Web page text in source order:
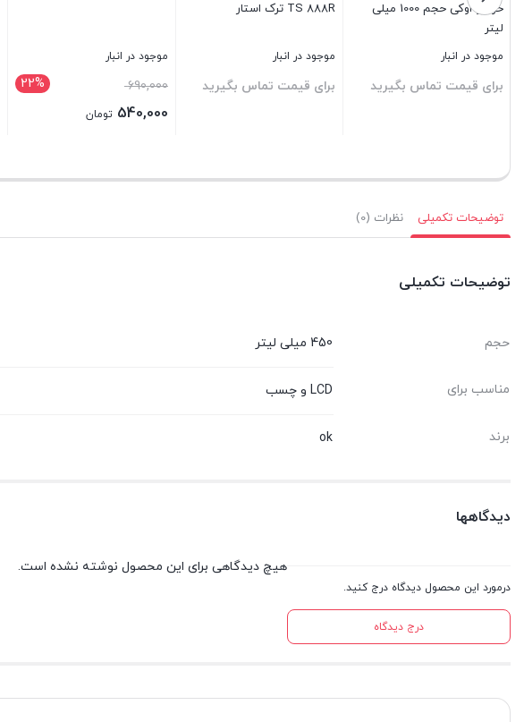
خودرو اوکی حجم 1000 میلی
لیتر
موجود در انبار
برای قیمت تماس بگیرید
TS 888R ترک استار
موجود در انبار
برای قیمت تماس بگیرید
موجود در انبار
22% 690,000قیمت
اصلی:540,000 تومان
توضیحات تکمیلی نظرات (0)
توضیحات تکمیلی
حجم 450 میلی لیتر
مناسب برای LCD و چسب
برند ok
دیدگاهها
درمورد این محصول دیدگاه درج کنید.
درج دیدگاه
هیچ دیدگاهی برای این محصول نوشته نشده است.